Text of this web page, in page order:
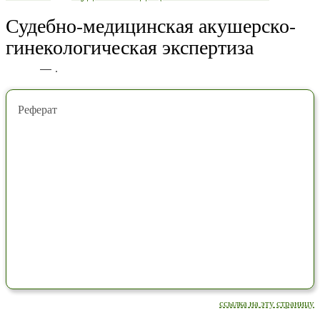
Судебно-медицинская акушерско-
гинекологическая экспертиза
— .
Реферат
ссылка на эту страницу